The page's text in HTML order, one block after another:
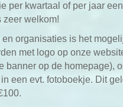
per kwartaal of per jaar
zeer welkom!
organisaties is het
met logo op onze
banner op de homepage),
een evt. fotoboekje. Dit